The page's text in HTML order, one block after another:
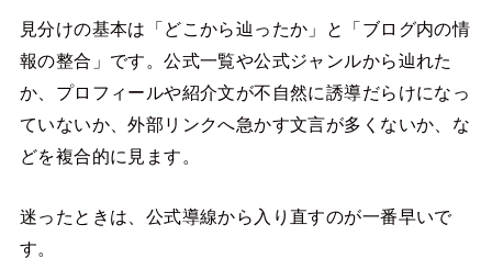
見分けの基本は「どこから辿ったか」と「ブログ内の情
報の整合」です。公式一覧や公式ジャンルから辿れた
か、プロフィールや紹介文が不自然に誘導だらけになっ
ていないか、外部リンクへ急かす文言が多くないか、な
どを複合的に見ます。
迷ったときは、公式導線から入り直すのが一番早いで
す。